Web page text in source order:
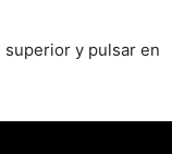
superior y pulsar en